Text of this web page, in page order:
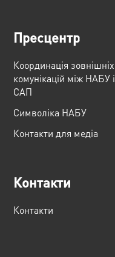
Пресцентр
Координація зовнішніх
комунікацій між НАБУ і
САП
Cимволіка НАБУ
Контакти для медіа
Контакти
Контакти